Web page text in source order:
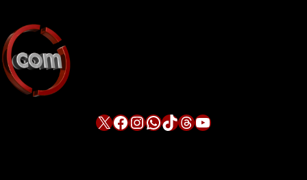
X Facebook InstagramWhatsApp TikTok Threads YouTube